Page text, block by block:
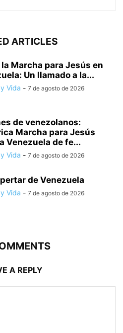
ARTICLES
la Marcha para Jesús en
Un llamado a la...
Vida - 7 de agosto de 2026
de venezolanos:
Marcha para Jesús
Venezuela de fe...
Vida - 7 de agosto de 2026
de Venezuela
Vida - 7 de agosto de 2026
A REPLY